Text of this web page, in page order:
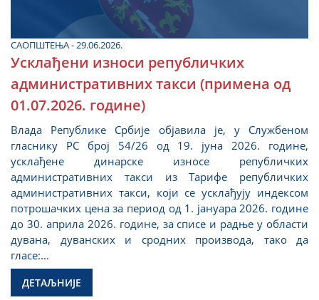
САОПШТЕЊА - 29.06.2026.
Усклађени износи републичких
административних такси (примена од
01.07.2026. године)
Влада Републике Србије објавила је, у Службеном
гласнику РС број 54/26 од 19. јуна 2026. године,
усклађене динарске износе републичких
административних такси из Тарифe републичких
административних такси, који се усклађују индексом
потрошачких цена за период од 1. јануара 2026. године
до 30. априла 2026. године, за списе и радње у области
дувана, дуванских и сродних производа, тако да
гласе:...
ДЕТАЉНИЈЕ